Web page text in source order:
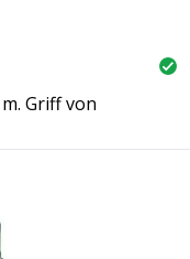
Griff von